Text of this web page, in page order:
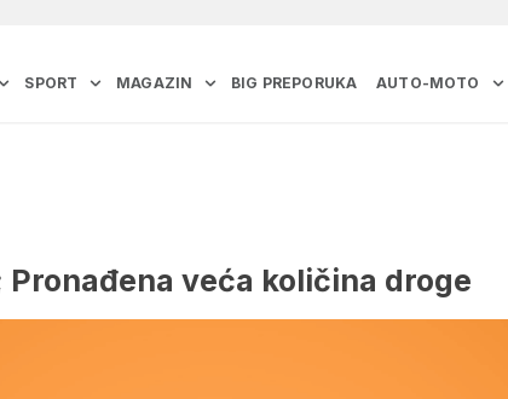
SPORT MAGAZIN BIG PREPORUKA AUTO-MOTO
veća količina droge